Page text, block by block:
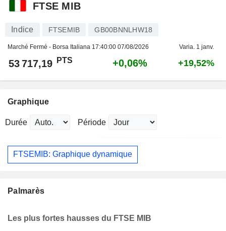
FTSE MIB
Indice FTSEMIB GB00BNNLHW18
Marché Fermé - Borsa Italiana 17:40:00 07/08/2026 Varia. 1 janv.
53 717,19 PTS +0,06% +19,52%
Graphique
Durée Période
FTSEMIB: Graphique dynamique
Palmarès
Les plus fortes hausses du FTSE MIB